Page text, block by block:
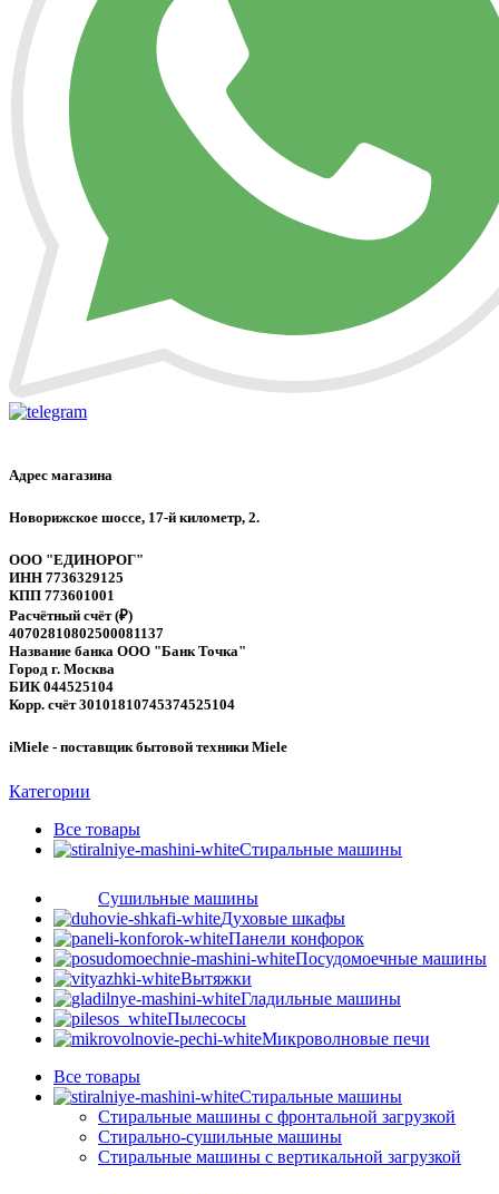
Адрес магазина
Новорижское шоссе, 17-й километр, 2.
ООО "ЕДИНОРОГ"
ИНН 7736329125
КПП 773601001
Расчётный счёт (₽)
40702810802500081137
Название банка ООО "Банк Точка"
Город г. Москва
БИК 044525104
Корр. счёт 30101810745374525104
iMiele - поставщик бытовой техники Miele
Категории
Все товары
Стиральные машины
Сушильные машины
Духовые шкафы
Панели конфорок
Посудомоечные машины
Вытяжки
Гладильные машины
Пылесосы
Микроволновые печи
Все товары
Стиральные машины
Стиральные машины с фронтальной загрузкой
Стирально-сушильные машины
Стиральные машины с вертикальной загрузкой